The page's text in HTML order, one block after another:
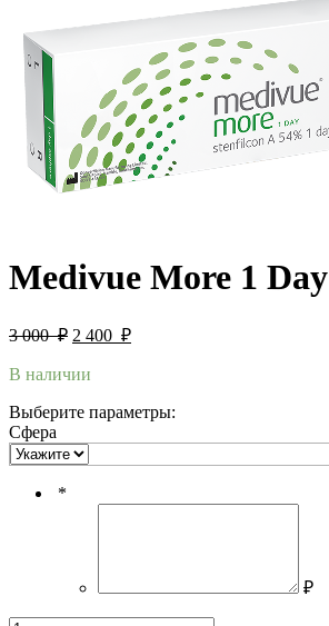
Medivue More 1 Day
3 000₽ 2 400 ₽
В наличии
Выберите параметры:
Сфера
*
₽